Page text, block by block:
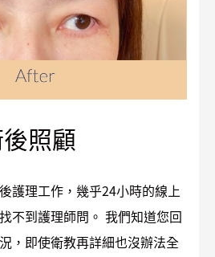
照顧
護理工作，幾乎24小時的線上
不到護理師問。 我們知道您回
，即使衛教再詳細也沒辦法全